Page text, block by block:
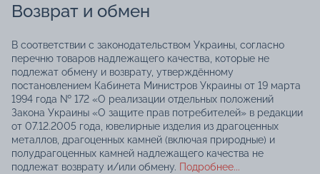
Возврат и обмен
В соответствии с законодательством Украины, согласно
перечню товаров надлежащего качества, которые не
подлежат обмену и возврату, утверждённому
постановлением Кабинета Министров Украины от 19 марта
1994 года № 172 «О реализации отдельных положений
Закона Украины «О защите прав потребителей» в редакции
от 07.12.2005 года, ювелирные изделия из драгоценных
металлов, драгоценных камней (включая природные) и
полудрагоценных камней надлежащего качества не
подлежат возврату и/или обмену. Подробнее...